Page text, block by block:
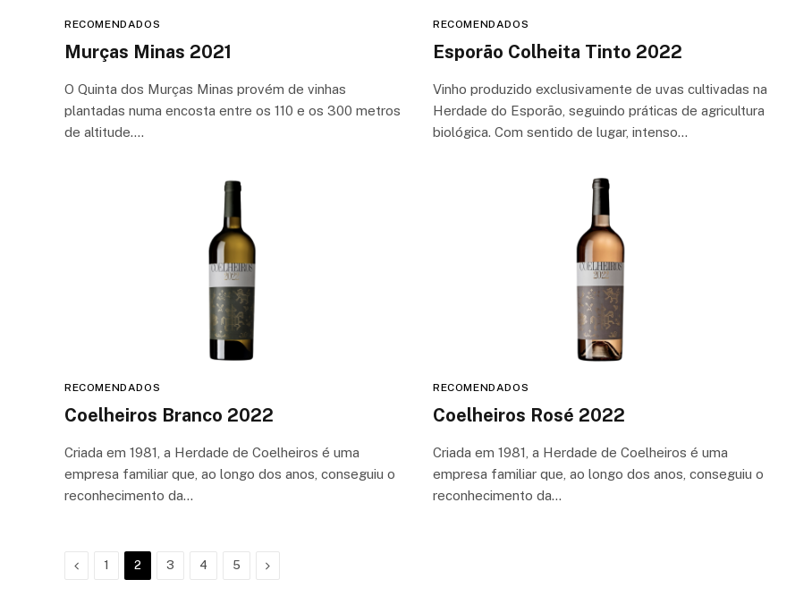
RECOMENDADOS
Murças Minas 2021
O Quinta dos Murças Minas provém de vinhas
plantadas numa encosta entre os 110 e os 300 metros
de altitude.…
RECOMENDADOS
Esporão Colheita Tinto 2022
Vinho produzido exclusivamente de uvas cultivadas na
Herdade do Esporão, seguindo práticas de agricultura
biológica. Com sentido de lugar, intenso…
RECOMENDADOS
Coelheiros Branco 2022
Criada em 1981, a Herdade de Coelheiros é uma
empresa familiar que, ao longo dos anos, conseguiu o
reconhecimento da…
RECOMENDADOS
Coelheiros Rosé 2022
Criada em 1981, a Herdade de Coelheiros é uma
empresa familiar que, ao longo dos anos, conseguiu o
reconhecimento da…
Anterior
1 2 3 4 5 Próximo